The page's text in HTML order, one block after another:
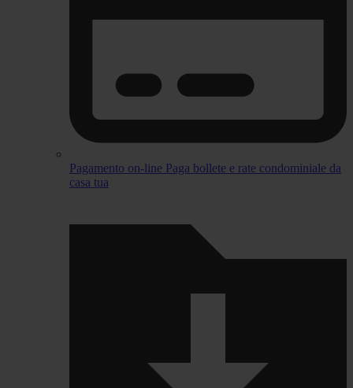
Pagamento on-line Paga bollete e rate condominiale da
casa tua